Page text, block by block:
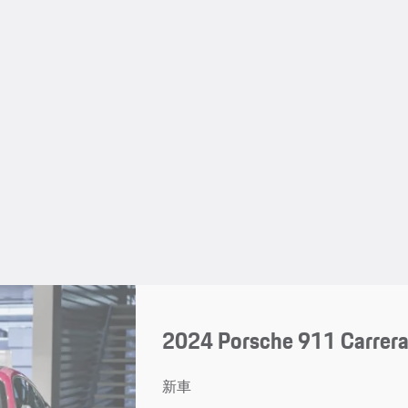
2024 Porsche 911
新車